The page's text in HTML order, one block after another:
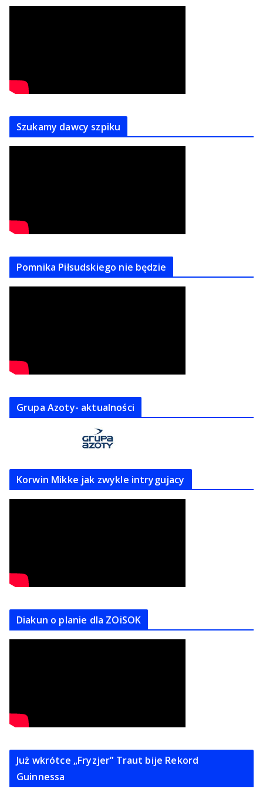
Szukamy dawcy szpiku
Pomnika Piłsudskiego nie będzie
Grupa Azoty- aktualności
Korwin Mikke jak zwykle intrygujacy
Diakun o planie dla ZOiSOK
Już wkrótce „Fryzjer” Traut bije Rekord
Guinnessa